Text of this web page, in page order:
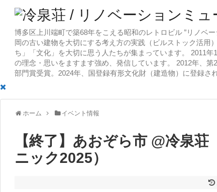
博多区上川端町で築68年をこえる昭和のレトロビル ”リノベ
岡の古い建物を大切にする考え方の実践（ビルストック活用
ち」「文化」を大切に思う人たちが集まっています。 2011
の理念・思いをますます強め、発信しています。 2012年、
部門賞受賞。2024年、国登録有形文化財（建造物）に登録さ
ホーム イベント情報
【終了】あおぞら市 @冷泉
ニック2025）